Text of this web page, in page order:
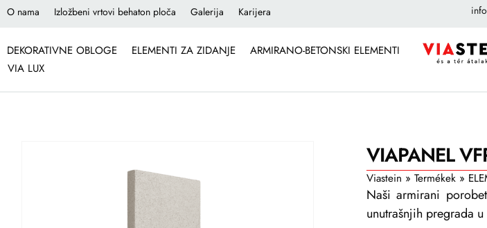
O nama Izložbeni vrtovi behaton ploča Galerija Karijera
DEKORATIVNE OBLOGE ELEMENTI ZA ZIDANJE
ARMIRANO-BETONSKI ELEMENTI
VIA LUX
VIAPANEL
Viastein » Termékek»
Naši armirani
unutrašnjih pregrada